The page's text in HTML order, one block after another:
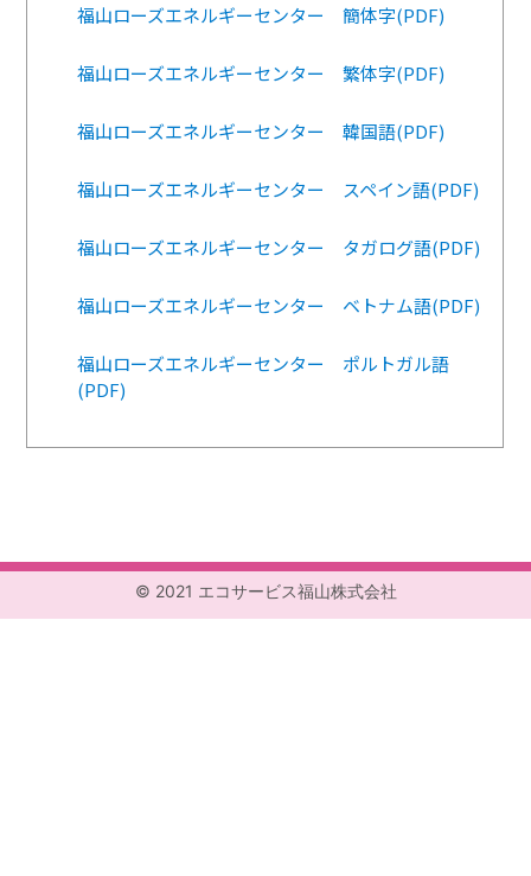
福山ローズエネルギーセンター 簡体字(PDF)
福山ローズエネルギーセンター 繁体字(PDF)
福山ローズエネルギーセンター 韓国語(PDF)
福山ローズエネルギーセンター スペイン語(PDF)
福山ローズエネルギーセンター タガログ語(PDF)
福山ローズエネルギーセンター ベトナム語(PDF)
福山ローズエネルギーセンター ポルトガル語
(PDF)
© 2021 エコサービス福山株式会社